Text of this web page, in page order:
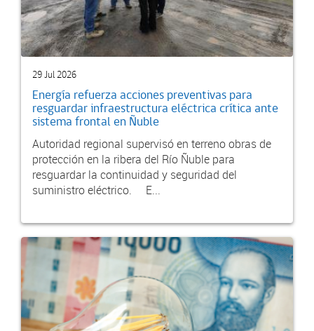
29 Jul 2026
Energía refuerza acciones preventivas para
resguardar infraestructura eléctrica crítica ante
sistema frontal en Ñuble
Autoridad regional supervisó en terreno obras de
protección en la ribera del Río Ñuble para
resguardar la continuidad y seguridad del
suministro eléctrico. E...